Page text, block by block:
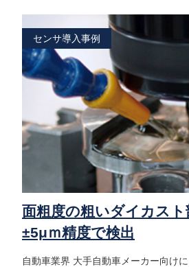
センサ導入事例
面粗度の粗いダイカスト
±5μｍ精度で検出
自動車業界 大手自動車メーカー向け